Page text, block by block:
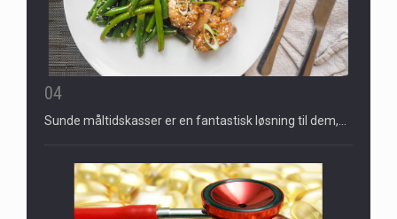
04
Sunde måltidskasser er en fantastisk løsning til dem,…